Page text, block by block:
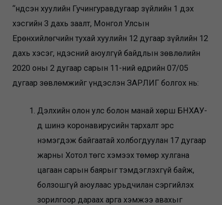
“Үндсэн хуулийн Гучингуравдугаар зүйлийн 1 дэх
хэсгийн 3 дахь заалт, Монгол Улсын
Ерөнхийлөгчийн тухай хуулийн 12 дугаар зүйлийн 12
дахь хэсэг, Үндэсний аюулгүй байдлын зөвлөлийн
2020 оны 2 дугаар сарын 11-ний өдрийн 07/05
дугаар зөвлөмжийг үндэслэн ЗАРЛИГ болгох нь:
Дэлхийн олон улс болон манай хөрш БНХАУ-
д шинэ коронавирусийн тархалт эрс
нэмэгдэж байгаатай холбогдуулан 17 дугаар
жарны Хотол төгс хэмээх төмөр хулгана
цагаан сарын баярыг тэмдэглэхгүй байж,
болзошгүй аюулаас урьдчилан сэргийлэх
зорилгоор дараах арга хэмжээ авахыг